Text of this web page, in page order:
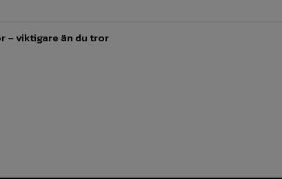
– viktigare än du tror